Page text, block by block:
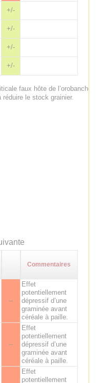
+/-
+/-
+/-
+/-
faux hôte de l’orobanche
le stock grainier.
Commentaires
--
Effet
potentiellement
dépressif d’une
graminée avant
céréale à paille.
--
Effet
potentiellement
dépressif d’une
graminée avant
céréale à paille.
Effet
potentiellement